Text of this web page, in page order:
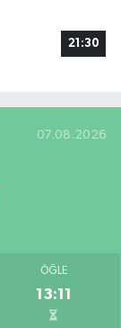
21:30
07.08.2026
ÖĞLE
13:11